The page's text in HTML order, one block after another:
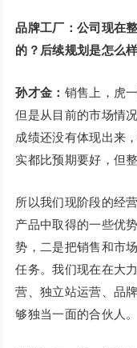
品牌工厂：公司现在
的？后续规划是怎么
孙才金： 销售上，虎
但是从目前的市场情
成绩还没有体现出来
实都比预期要好，但
所以我们现阶段的经
产品中取得的一些优
势，二是把销售和市
任务。我们现在在大
营、独立站运营、品
够独当一面的合伙人。